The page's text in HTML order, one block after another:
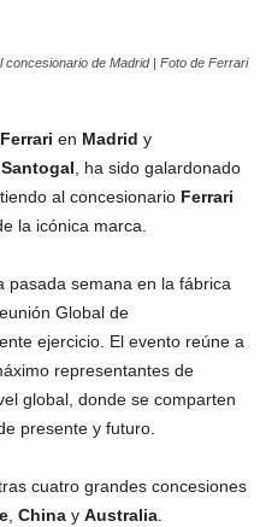
concesionario de Madrid | Foto de Ferrari
Ferrari en Madrid y
Santogal, ha sido galardonado
al concesionario Ferrari
la icónica marca.
pasada semana en la fábrica
Global de
ejercicio. El evento reúne a
representantes de
global, donde se comparten
presente y futuro.
cuatro grandes concesiones
, China y Australia.